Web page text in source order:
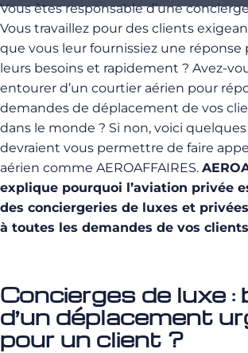
Vous êtes responsable d’une
Vous travaillez pour des clients
que vous leur fournissiez une réponse
leurs besoins et rapidement ? Avez-
entourer d’un courtier aérien pour
demandes de déplacement de vos
dans le monde ? Si non, voici
devraient vous permettre de faire
aérien comme AEROAFFAIRES.
explique pourquoi l’aviation privée
des conciergeries de luxes et
à toutes les demandes de vos
Concierges de luxe :
d’un déplacement
pour un client ?